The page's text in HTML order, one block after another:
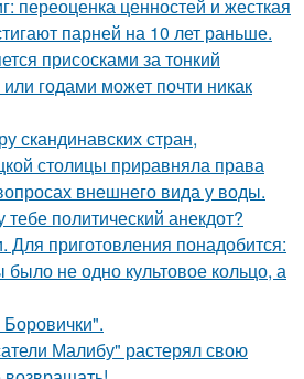
переоценка ценностей и жесткая
парней на 10 лет раньше.
присосками за тонкий
годами может почти никак
скандинавских стран,
столицы приравняла права
внешнего вида у воды.
политический анекдот?
Для приготовления понадобится:
не одно культовое кольцо, а
Боровички".
Малибу" растерял свою